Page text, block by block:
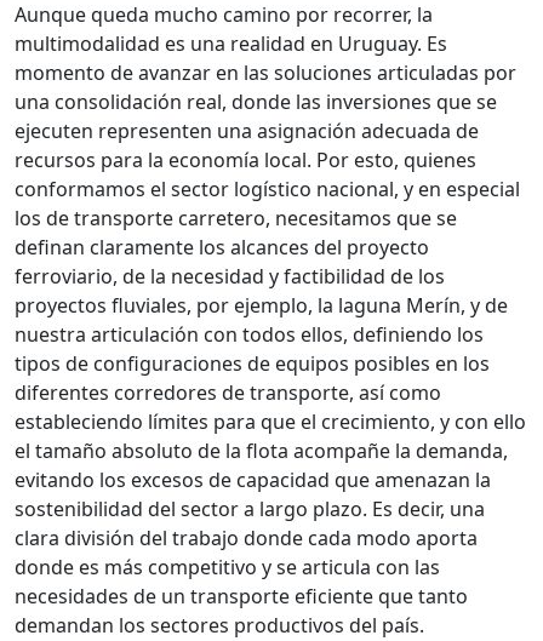
Aunque queda mucho camino por recorrer, la
multimodalidad es una realidad en Uruguay. Es
momento de avanzar en las soluciones articuladas por
una consolidación real, donde las inversiones que se
ejecuten representen una asignación adecuada de
recursos para la economía local. Por esto, quienes
conformamos el sector logístico nacional, y en especial
los de transporte carretero, necesitamos que se
definan claramente los alcances del proyecto
ferroviario, de la necesidad y factibilidad de los
proyectos fluviales, por ejemplo, la laguna Merín, y de
nuestra articulación con todos ellos, definiendo los
tipos de configuraciones de equipos posibles en los
diferentes corredores de transporte, así como
estableciendo límites para que el crecimiento, y con ello
el tamaño absoluto de la flota acompañe la demanda,
evitando los excesos de capacidad que amenazan la
sostenibilidad del sector a largo plazo. Es decir, una
clara división del trabajo donde cada modo aporta
donde es más competitivo y se articula con las
necesidades de un transporte eficiente que tanto
demandan los sectores productivos del país.